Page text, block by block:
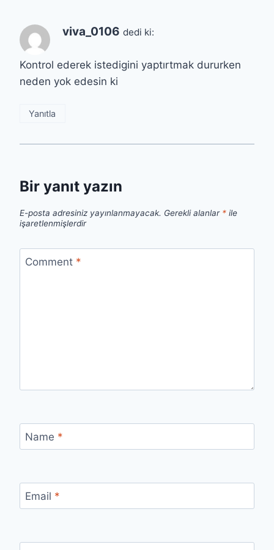
viva_0106 dedi ki:
Kontrol ederek istedigini yaptırtmak dururken
neden yok edesin ki
Yanıtla
Bir yanıt yazın
E-posta adresiniz yayınlanmayacak. Gerekli alanlar * ile
işaretlenmişlerdir
Comment *
Name *
Email *